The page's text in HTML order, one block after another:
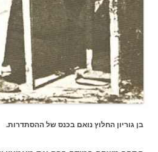
בן גוריון החלוץ נואם בכנס של ההסתדרות.